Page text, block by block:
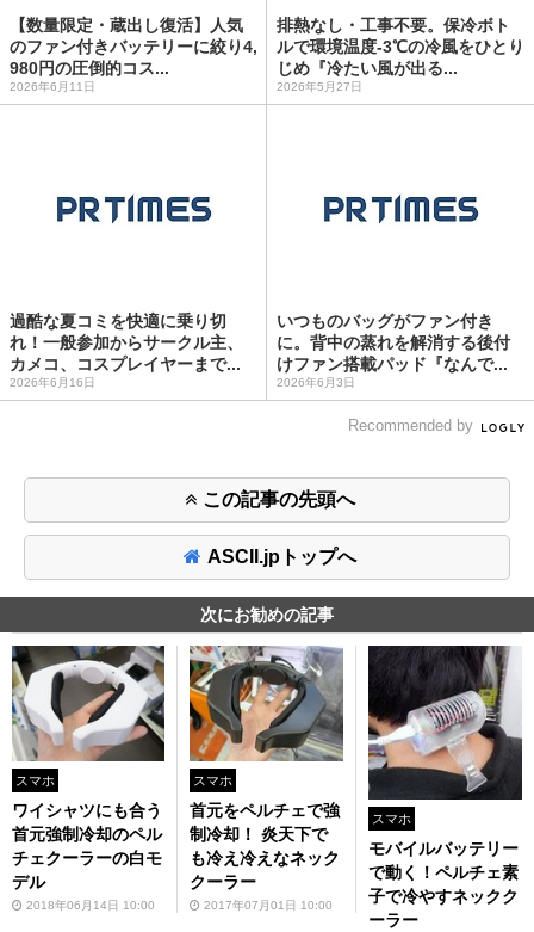
【数量限定・蔵出し復活】人気
のファン付きバッテリーに絞り4,
980円の圧倒的コス...
2026年6月11日
排熱なし・工事不要。保冷ボト
ルで環境温度-3℃の冷風をひとり
じめ『冷たい風が出る...
2026年5月27日
過酷な夏コミを快適に乗り切
れ！一般参加からサークル主、
カメコ、コスプレイヤーまで...
2026年6月16日
いつものバッグがファン付き
に。背中の蒸れを解消する後付
けファン搭載パッド『なんで...
2026年6月3日
Recommended by
この記事の先頭へ
ASCII.jpトップへ
次にお勧めの記事
スマホ
ワイシャツにも合う
首元強制冷却のペル
チェクーラーの白モ
デル
2018年06月14日 10:00
スマホ
首元をペルチェで強
制冷却！ 炎天下で
も冷え冷えなネック
クーラー
2017年07月01日 10:00
スマホ
モバイルバッテリー
で動く！ペルチェ素
子で冷やすネックク
ーラー